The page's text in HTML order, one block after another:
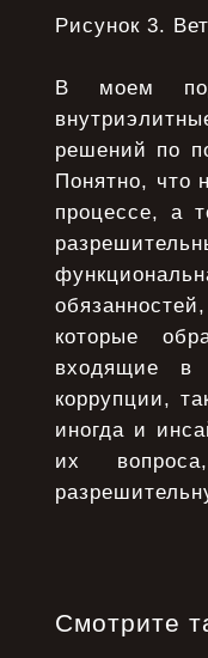
Рисунок 3.
В моем
решений по
Понятно, что
процессе, а
которые
входящие в
коррупции,
иногда и
их
Смотрите